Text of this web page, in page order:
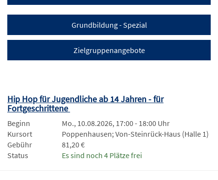
Grundbildung - Spezial
Zielgruppenangebote
Hip Hop für Jugendliche ab 14 Jahren - für
Fortgeschrittene
Beginn
Mo., 10.08.2026, 17:00 - 18:00 Uhr
Kursort
Poppenhausen; Von-Steinrück-Haus (Halle 1)
Gebühr
81,20 €
Status
Es sind noch 4 Plätze frei